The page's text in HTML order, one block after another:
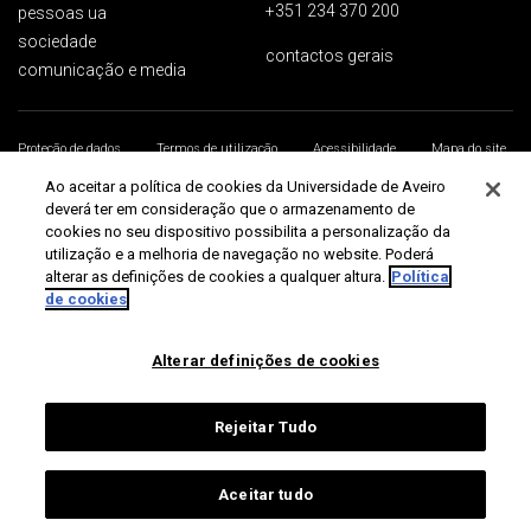
pessoas ua
sociedade
comunicação e media
+351 234 370 200
contactos gerais
Proteção de dados Termos de utilização Acessibilidade
Mapa do site
Universidade de Aveiro 2026
Ao aceitar a política de cookies da Universidade de Aveiro
deverá ter em consideração que o armazenamento de
cookies no seu dispositivo possibilita a personalização da
utilização e a melhoria de navegação no website. Poderá
alterar as definições de cookies a qualquer altura. Política
de cookies
Alterar definições de cookies
Rejeitar Tudo
Aceitar tudo